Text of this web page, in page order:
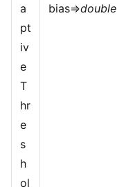
a
pt
iv
e
T
hr
e
s
h
ol
bias=>double